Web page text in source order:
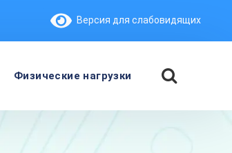
Версия для слабовидящих
Физические нагрузки